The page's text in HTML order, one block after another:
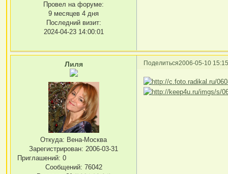
Провел на форуме:
9 месяцев 4 дня
Последний визит:
2024-04-23 14:00:01
Поделиться2006-05-10
Лиля
Откуда: Вена-Москва
Зарегистрирован: 2006-03-31
Приглашений: 0
Сообщений: 76042